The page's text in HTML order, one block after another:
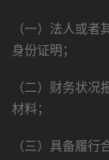
（一）法人或
身份证明；
（二）财务状
材料；
（三）具备履